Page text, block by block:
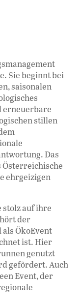
Sie beginnt bei
saisonalen
erneuerbare
stillen
Das
Österreichische
ehrgeizigen
stolz auf ihre
der
ÖkoEvent
ist. Hier
genutzt
gefördert. Auch
Event, der